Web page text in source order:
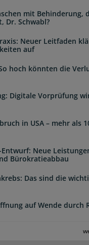
mit Behinderung,
Dr. Schwabl?
Neuer Leitfaden
auf
hoch könnten die
Digitale Vorprüfung
in USA – mehr als
Neue
Bürokratieabbau
Das sind die
auf Wende durch